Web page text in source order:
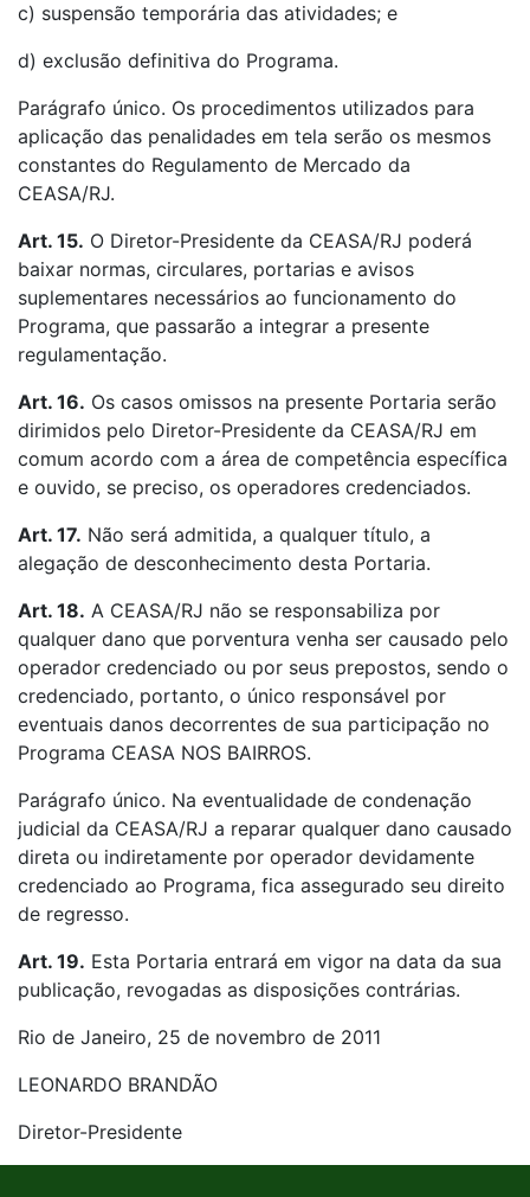
c) suspensão temporária das atividades; e
d) exclusão definitiva do Programa.
Parágrafo único. Os procedimentos utilizados para
aplicação das penalidades em tela serão os mesmos
constantes do Regulamento de Mercado da
CEASA/RJ.
Art. 15. O Diretor-Presidente da CEASA/RJ poderá
baixar normas, circulares, portarias e avisos
suplementares necessários ao funcionamento do
Programa, que passarão a integrar a presente
regulamentação.
Art. 16. Os casos omissos na presente Portaria serão
dirimidos pelo Diretor-Presidente da CEASA/RJ em
comum acordo com a área de competência específica
e ouvido, se preciso, os operadores credenciados.
Art. 17. Não será admitida, a qualquer título, a
alegação de desconhecimento desta Portaria.
Art. 18. A CEASA/RJ não se responsabiliza por
qualquer dano que porventura venha ser causado pelo
operador credenciado ou por seus prepostos, sendo o
credenciado, portanto, o único responsável por
eventuais danos decorrentes de sua participação no
Programa CEASA NOS BAIRROS.
Parágrafo único. Na eventualidade de condenação
judicial da CEASA/RJ a reparar qualquer dano causado
direta ou indiretamente por operador devidamente
credenciado ao Programa, fica assegurado seu direito
de regresso.
Art. 19. Esta Portaria entrará em vigor na data da sua
publicação, revogadas as disposições contrárias.
Rio de Janeiro, 25 de novembro de 2011
LEONARDO BRANDÃO
Diretor-Presidente